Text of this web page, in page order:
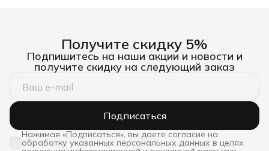
Получите скидку 5%
Подпишитесь на наши акции и новости и
получите скидку на следующий заказ
Подписаться
Нажимая «Подписаться», вы даете согласие на
обработку указанных персональных данных в целях